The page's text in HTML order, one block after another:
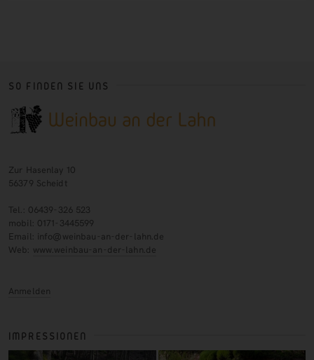
SO FINDEN SIE UNS
Zur Hasenlay 10
56379 Scheidt
Tel.: 06439-326 523
mobil: 0171-3445599
Email: info@weinbau-an-der-lahn.de
Web: www.weinbau-an-der-lahn.de
Anmelden
IMPRESSIONEN